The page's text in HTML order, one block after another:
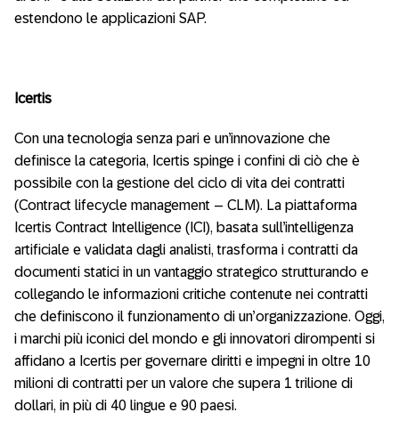
estendono le applicazioni SAP.
Icertis
Con una tecnologia senza pari e un’innovazione che
definisce la categoria, Icertis spinge i confini di ciò che è
possibile con la gestione del ciclo di vita dei contratti
(Contract lifecycle management – CLM). La piattaforma
Icertis Contract Intelligence (ICI), basata sull’intelligenza
artificiale e validata dagli analisti, trasforma i contratti da
documenti statici in un vantaggio strategico strutturando e
collegando le informazioni critiche contenute nei contratti
che definiscono il funzionamento di un’organizzazione. Oggi,
i marchi più iconici del mondo e gli innovatori dirompenti si
affidano a Icertis per governare diritti e impegni in oltre 10
milioni di contratti per un valore che supera 1 trilione di
dollari, in più di 40 lingue e 90 paesi.